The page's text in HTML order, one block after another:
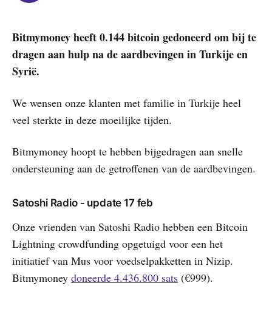
Bitmymoney heeft 0.144 bitcoin gedoneerd om bij te
dragen aan hulp na de aardbevingen in Turkije en
Syrië.
We wensen onze klanten met familie in Turkije heel
veel sterkte in deze moeilijke tijden.
Bitmymoney hoopt te hebben bijgedragen aan snelle
ondersteuning aan de getroffenen van de aardbevingen.
Satoshi Radio - update 17 feb
Onze vrienden van Satoshi Radio hebben een Bitcoin
Lightning crowdfunding opgetuigd voor een het
initiatief van Mus voor voedselpakketten in Nizip.
Bitmymoney doneerde 4.436.800 sats (€999).